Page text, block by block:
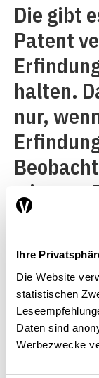
Ihre
Die Website
statistischen
Daten sind
Werbezwecke
Die gibt
Patent
halten.
nur,
wie zum
weitere
anderen.
mit
sich ein